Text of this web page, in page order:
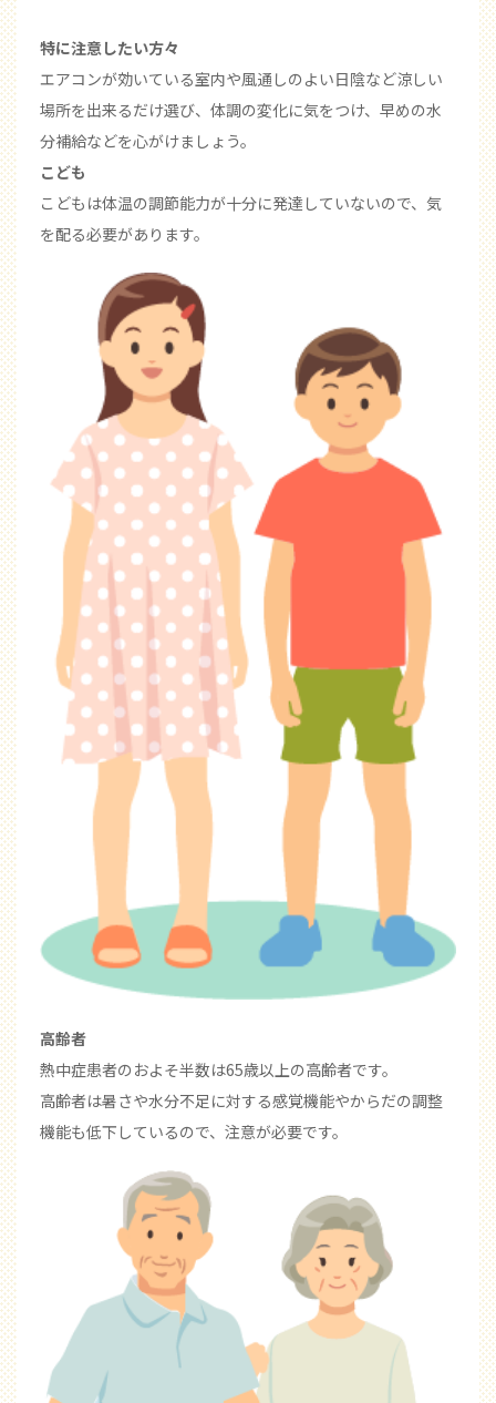
特に注意したい方々
エアコンが効いている室内や風通しのよい日陰など涼しい
場所を出来るだけ選び、体調の変化に気をつけ、早めの水
分補給などを心がけましょう。
こども
こどもは体温の調節能力が十分に発達していないので、気
を配る必要があります。
高齢者
熱中症患者のおよそ半数は65歳以上の高齢者です。
高齢者は暑さや水分不足に対する感覚機能やからだの調整
機能も低下しているので、注意が必要です。